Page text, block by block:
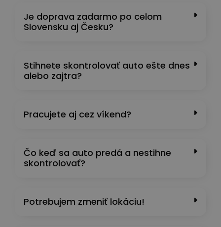
Je doprava zadarmo po celom
Slovensku aj Česku?
Stihnete skontrolovať auto ešte dnes
alebo zajtra?
Pracujete aj cez víkend?
Čo keď sa auto predá a nestihne
skontrolovať?
Potrebujem zmeniť lokáciu!